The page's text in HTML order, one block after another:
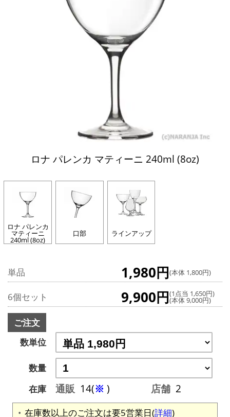
ロナ パレンカ マティーニ 240ml (8oz)
ロナ パレンカ
マティーニ
240ml (8oz)
口部 ラインアップ
単品 1,980円(本体 1,800円)
6個セット 9,900円(1点当 1,650円)
(本体 9,000円)
ご注文
数単位
数量
在庫
通販 14(※ ) 店舗 2
在庫数以上のご注文は要5営業日(詳細)